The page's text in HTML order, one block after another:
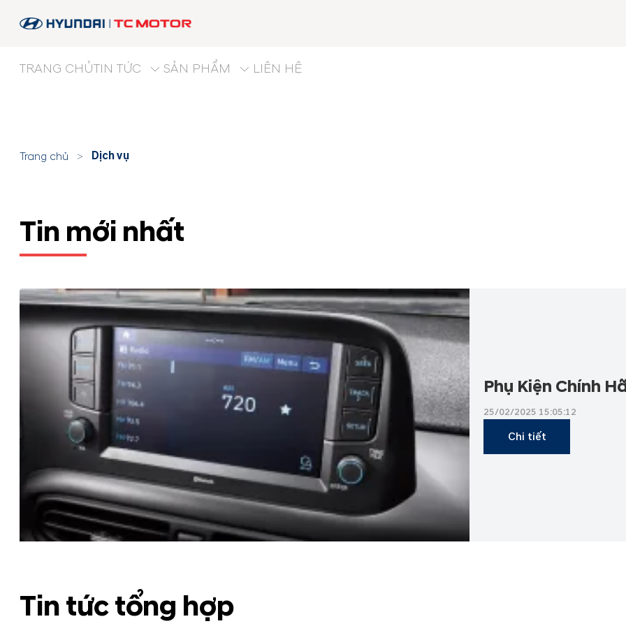
TRANG CHỦTIN TỨC SẢN PHẨM LIÊN HỆ
Trang chủ > Dịch vụ
Tin mới nhất
Phụ Kiện Chính
25/02/2025 15:05:12
Chi tiết
Tin tức tổng hợp